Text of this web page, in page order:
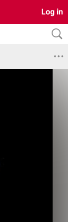
Log in